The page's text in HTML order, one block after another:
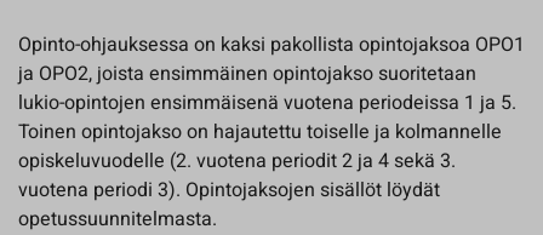
Opinto-ohjauksessa on kaksi pakollista opintojaksoa OPO1
ja OPO2, joista ensimmäinen opintojakso suoritetaan
lukio-opintojen ensimmäisenä vuotena periodeissa 1 ja 5.
Toinen opintojakso on hajautettu toiselle ja kolmannelle
opiskeluvuodelle (2. vuotena periodit 2 ja 4 sekä 3.
vuotena periodi 3). Opintojaksojen sisällöt löydät
opetussuunnitelmasta.